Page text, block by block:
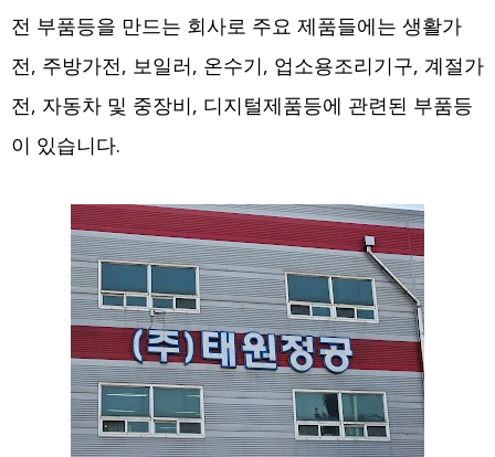
전 부품등을 만드는 회사로 주요 제품들에는 생활가
전, 주방가전, 보일러, 온수기, 업소용조리기구, 계절가
전, 자동차 및 중장비, 디지털제품등에 관련된 부품등
이 있습니다.